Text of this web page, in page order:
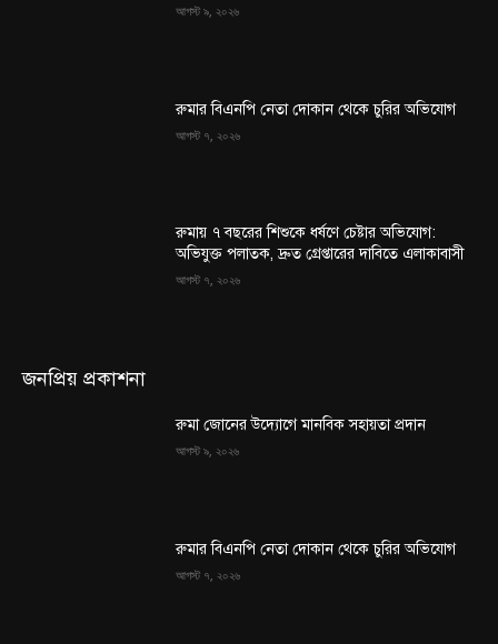
আগস্ট ৯, ২০২৬
রুমার বিএনপি নেতা দোকান থেকে চুরির অভিযোগ
আগস্ট ৭, ২০২৬
রুমায় ৭ বছরের শিশুকে ধর্ষণে চেষ্টার অভিযোগ:
অভিযুক্ত পলাতক, দ্রুত গ্রেপ্তারের দাবিতে এলাকাবাসী
আগস্ট ৭, ২০২৬
জনপ্রিয় প্রকাশনা
রুমা জোনের উদ্যোগে মানবিক সহায়তা প্রদান
আগস্ট ৯, ২০২৬
রুমার বিএনপি নেতা দোকান থেকে চুরির অভিযোগ
আগস্ট ৭, ২০২৬